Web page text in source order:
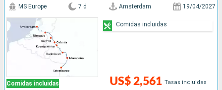
Comidas incluidas
MS Europe 7 d Amsterdam 19/04/2027
US$ 2,561 Tasas incluidas
Comidas incluidas